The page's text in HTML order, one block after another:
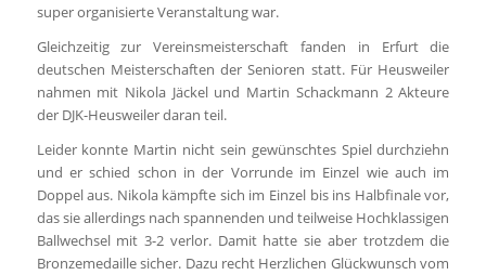
super organisierte Veranstaltung war.
Gleichzeitig zur Vereinsmeisterschaft fanden in Erfurt die
deutschen Meisterschaften der Senioren statt. Für Heusweiler
nahmen mit Nikola Jäckel und Martin Schackmann 2 Akteure
der DJK-Heusweiler daran teil.
Leider konnte Martin nicht sein gewünschtes Spiel durchziehn
und er schied schon in der Vorrunde im Einzel wie auch im
Doppel aus. Nikola kämpfte sich im Einzel bis ins Halbfinale vor,
das sie allerdings nach spannenden und teilweise Hochklassigen
Ballwechsel mit 3-2 verlor. Damit hatte sie aber trotzdem die
Bronzemedaille sicher. Dazu recht Herzlichen Glückwunsch vom